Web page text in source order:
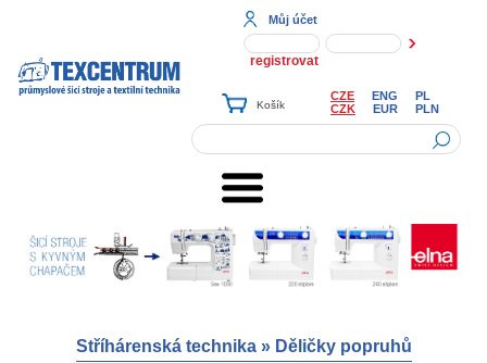
Můj účet
registrovat
CZE ENG
PL
CZK
EUR PLN
Stříhárenská technika» Děličky popruhů